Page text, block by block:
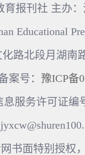
育报刊社 主办
Educational
路北段月湖南
案号： 豫ICP备
服务许可证编
书面特别授权